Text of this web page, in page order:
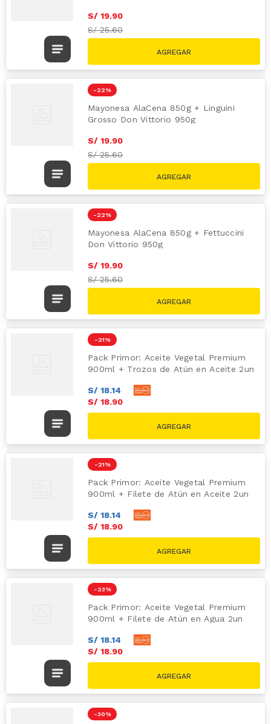
S/ 19.90
S/25.60
-22 %
Mayonesa AlaCena 850g + Linguini
Grosso Don Vittorio 950g
S/ 19.90
S/25.60
-22 %
Mayonesa AlaCena 850g + Fettuccini
Don Vittorio 950g
S/ 19.90
S/25.60
-21 %
Pack Primor: Aceite Vegetal Premium
900ml + Trozos de Atún en Aceite 2un
S/ 18.14
S/ 18.90
S/24.00
-21 %
Pack Primor: Aceite Vegetal Premium
900ml + Filete de Atún en Aceite 2un
S/ 18.14
S/ 18.90
S/24.00
-23 %
Pack Primor: Aceite Vegetal Premium
900ml + Filete de Atún en Agua 2un
S/ 18.14
S/ 18.90
S/24.40
-30 %